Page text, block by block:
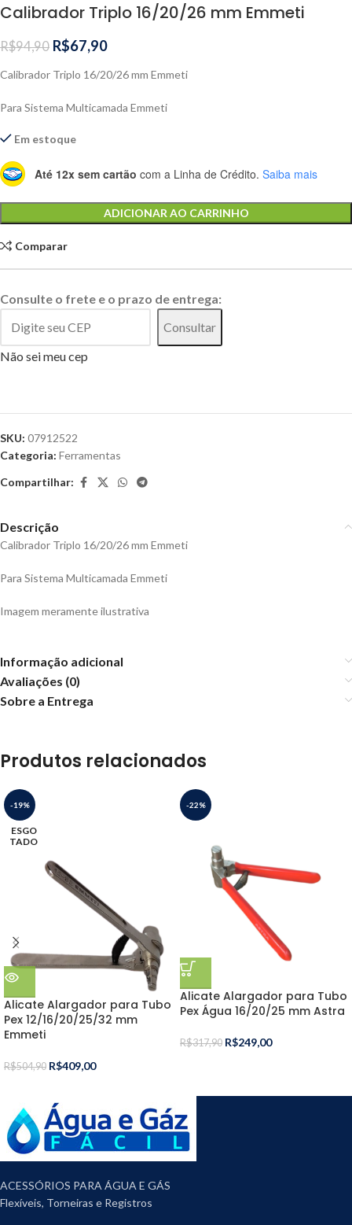
Calibrador Triplo 16/20/26 mm Emmeti
R$94,90 R$67,90
Calibrador Triplo 16/20/26 mm Emmeti
Para Sistema Multicamada Emmeti
Em estoque
Até 12x sem cartão com a Linha de Crédito. Saiba mais
ADICIONAR AO CARRINHO
Comparar
Consulte o frete e o prazo de entrega:
Consultar
Não sei meu cep
SKU: 07912522
Categoria: Ferramentas
Compartilhar:
Descrição
Calibrador Triplo 16/20/26 mm Emmeti
Para Sistema Multicamada Emmeti
Imagem meramente ilustrativa
Informação adicional
Avaliações (0)
Sobre a Entrega
Produtos relacionados
-19%
ESGO
TADO
Alicate Alargador para Tubo
Pex 12/16/20/25/32 mm
Emmeti
R$504,90 R$409,00
-22%
Alicate Alargador para Tubo
Pex Água 16/20/25 mm Astra
R$317,90 R$249,00
ACESSÓRIOS PARA ÁGUA E GÁS
Flexíveis, Torneiras e Registros